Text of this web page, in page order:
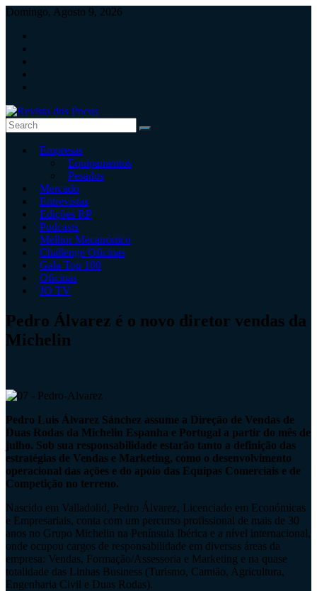
Skip
content
Domingo, Agosto 9, 2026
Revista
dos
independente
serviços
Empresas
Equipamentos
Pesados
Mercado
Entrevistas
Edições RP
Podcasts
Melhor Mecatrónico
Challenge Oficinas
Gala Top 100
Oficinas
JO TV
Pedro Álvarez é o novo diretor vendas da
Michelin
Pedro Luis Álvarez Sánchez assume a Direção de Vendas de
Duas Rodas da Michelin Espanha e Portugal a partir do mês de
julho. Sob sua responsabilidade estarão tanto a definição das
estratégias de Vendas e Marketing, como o desenvolvimento
operacional das ações e do apoio das Equipas Comerciais e de
Competição no terreno.
Nascido em Valladolid, Pedro Álvarez, Licenciado em Económicas
e Empresariais, conta com um percurso profissional de mais de 30
anos no Grupo Michelin na Península Ibérica e a nível internacional,
onde ocupou cargos de responsabilidade em diversas áreas da
empresa: Vendas, Formação/Assessoria e Marketing e na quase
totalidade das Linhas Business (Turismo, Camião, Agricultura,
Engenharia Civil e Duas Rodas).